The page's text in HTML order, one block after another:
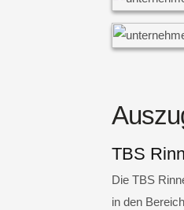
TBS
Die TBS
in den